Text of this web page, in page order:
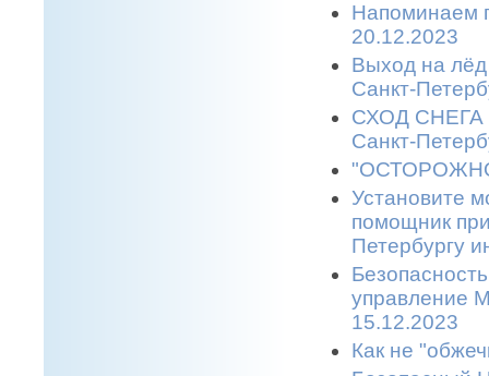
Напоминаем
20.12.2023
Выход на
Санкт-
СХОД СНЕГА
Санкт-
Установите
помощник
Петербургу
управление
15.12.2023
Как не